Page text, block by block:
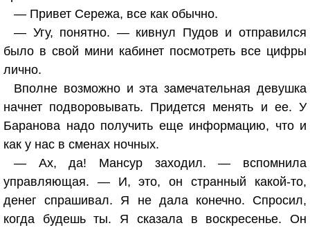
— Привет Сережа, все как обычно.
— Угу, понятно. — кивнул Пудов и отправился
было в свой мини кабинет посмотреть все цифры
лично.
Вполне возможно и эта замечательная девушка
начнет подворовывать. Придется менять и ее. У
Баранова надо получить еще информацию, что и
как у нас в сменах ночных.
— Ах, да! Мансур заходил. — вспомнила
управляющая. — И, это, он странный какой-то,
денег спрашивал. Я не дала конечно. Спросил,
когда будешь ты. Я сказала в воскресенье. Он